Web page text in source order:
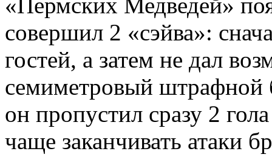
совершил 2 «сэйва»:
гостей, а затем не дал
семиметровый штрафной
он пропустил сразу 2
чаще заканчивать атаки